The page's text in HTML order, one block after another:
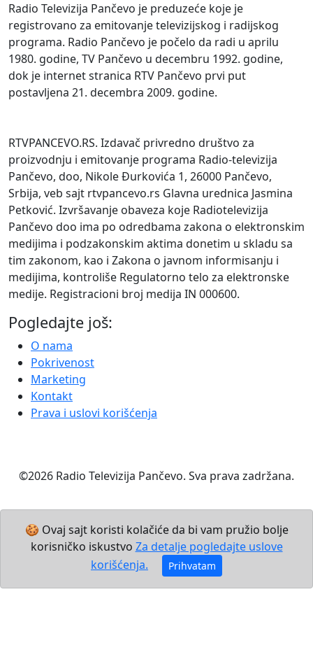
Radio Televizija Pančevo je preduzeće koje je
registrovano za emitovanje televizijskog i radijskog
programa. Radio Pančevo je počelo da radi u aprilu
1980. godine, TV Pančevo u decembru 1992. godine,
dok je internet stranica RTV Pančevo prvi put
postavljena 21. decembra 2009. godine.
RTVPANCEVO.RS. Izdavač privredno društvo za
proizvodnju i emitovanje programa Radio-televizija
Pančevo, doo, Nikole Đurkovića 1, 26000 Pančevo,
Srbija, veb sajt rtvpancevo.rs Glavna urednica Jasmina
Petković. Izvršavanje obaveza koje Radiotelevizija
Pančevo doo ima po odredbama zakona o elektronskim
medijima i podzakonskim aktima donetim u skladu sa
tim zakonom, kao i Zakona o javnom informisanju i
medijima, kontroliše Regulatorno telo za elektronske
medije. Registracioni broj medija IN 000600.
Pogledajte još:
O nama
Pokrivenost
Marketing
Kontakt
Prava i uslovi korišćenja
©2026 Radio Televizija Pančevo. Sva prava zadržana.
🍪 Ovaj sajt koristi kolačiće da bi vam pružio bolje
korisničko iskustvo Za detalje pogledajte uslove
korišćenja.
Prihvatam